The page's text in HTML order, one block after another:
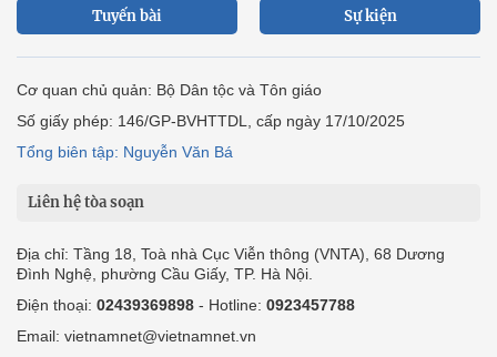
Tuyến bài Sự kiện
Cơ quan chủ quản: Bộ Dân tộc và Tôn giáo
Số giấy phép: 146/GP-BVHTTDL, cấp ngày 17/10/2025
Tổng biên tập: Nguyễn Văn Bá
Liên hệ tòa soạn
Địa chỉ: Tầng 18, Toà nhà Cục Viễn thông (VNTA), 68 Dương
Đình Nghệ, phường Cầu Giấy, TP. Hà Nội.
Điện thoại: 02439369898 - Hotline: 0923457788
Email: vietnamnet@vietnamnet.vn